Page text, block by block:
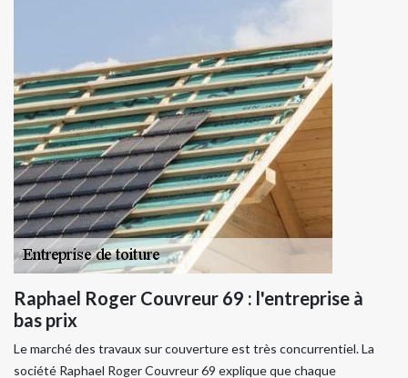
Raphael Roger Couvreur 69 : l'entreprise à
bas prix
Le marché des travaux sur couverture est très concurrentiel. La
société Raphael Roger Couvreur 69 explique que chaque